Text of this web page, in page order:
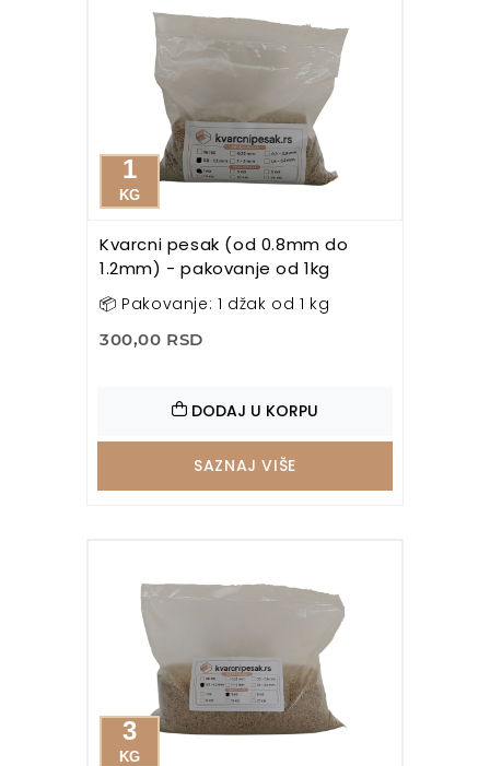
1
KG
Kvarcni pesak (od 0.8mm do
1.2mm) - pakovanje od 1kg
📦 Pakovanje: 1 džak od 1 kg
300,00 RSD
DODAJ U KORPU
SAZNAJ VIŠE
3
KG